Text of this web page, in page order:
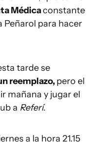
Médicaconstante
Peñarol para hacer
tarde se
reemplazo, pero el
mañana y jugar el
a Referí.
a la hora 21.15